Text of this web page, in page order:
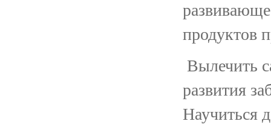
продуктов
Вылечить
развития
Научиться